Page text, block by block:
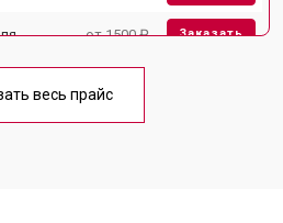
от 1500 ₽ Заказать
от 800 ₽
весь прайс